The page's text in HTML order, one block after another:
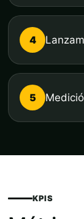
4
5
KPIS